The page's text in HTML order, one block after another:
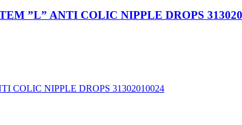
ANTI COLIC NIPPLE DROPS